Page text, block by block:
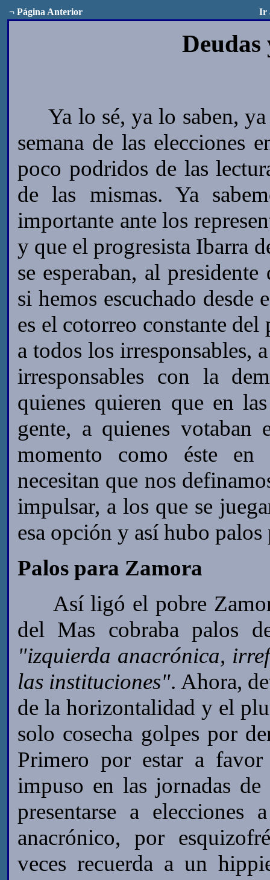
¬ Página Anterior Ir
Deudas
Ya lo sé, ya lo saben, ya
semana de las elecciones
poco podridos de las
de las mismas. Ya
importante ante los
y que el progresista Ibarra
se esperaban, al
si hemos escuchado desde
es el cotorreo constante
a todos los irresponsables,
irresponsables con la
quienes quieren que en
gente, a quienes
momento como éste en
necesitan que nos
impulsar, a los que se
esa opción y así hubo
Palos para Zamora
Así ligó el pobre
del Mas cobraba palos
"izquierda anacrónica,
las instituciones". Ahora,
de la horizontalidad y el
solo cosecha golpes por
Primero por estar a
impuso en las jornadas
presentarse a
anacrónico, por
veces recuerda a un